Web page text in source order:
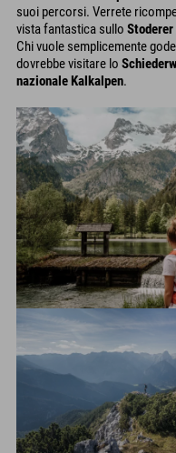
suoi percorsi. Verrete
vista fantastica sullo
Chi vuole semplicemente
dovrebbe visitare lo
nazionale Kalkalpen.